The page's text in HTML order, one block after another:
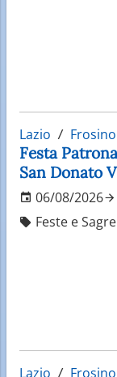
Lazio
Festa
San Donato
06/08/2026
Feste e Sagre
Lazio